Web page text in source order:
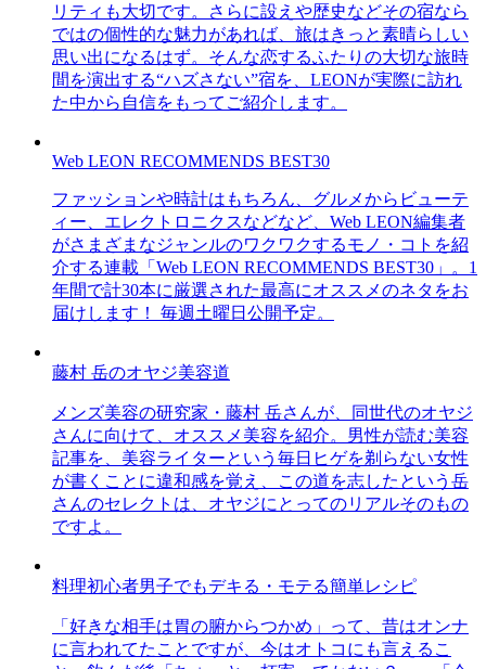
リティも大切です。さらに設えや歴史などその宿なら
ではの個性的な魅力があれば、旅はきっと素晴らしい
思い出になるはず。そんな恋するふたりの大切な旅時
間を演出する“ハズさない”宿を、LEONが実際に訪れ
た中から自信をもってご紹介します。
Web LEON RECOMMENDS BEST30
ファッションや時計はもちろん、グルメからビューテ
ィー、エレクトロニクスなどなど、Web LEON編集者
がさまざまなジャンルのワクワクするモノ・コトを紹
介する連載「Web LEON RECOMMENDS BEST30」。1
年間で計30本に厳選された最高にオススメのネタをお
届けします！ 毎週土曜日公開予定。
藤村 岳のオヤジ美容道
メンズ美容の研究家・藤村 岳さんが、同世代のオヤジ
さんに向けて、オススメ美容を紹介。男性が読む美容
記事を、美容ライターという毎日ヒゲを剃らない女性
が書くことに違和感を覚え、この道を志したという岳
さんのセレクトは、オヤジにとってのリアルそのもの
ですよ。
料理初心者男子でもデキる・モテる簡単レシピ
「好きな相手は胃の腑からつかめ」って、昔はオンナ
に言われてたことですが、今はオトコにも言えるこ